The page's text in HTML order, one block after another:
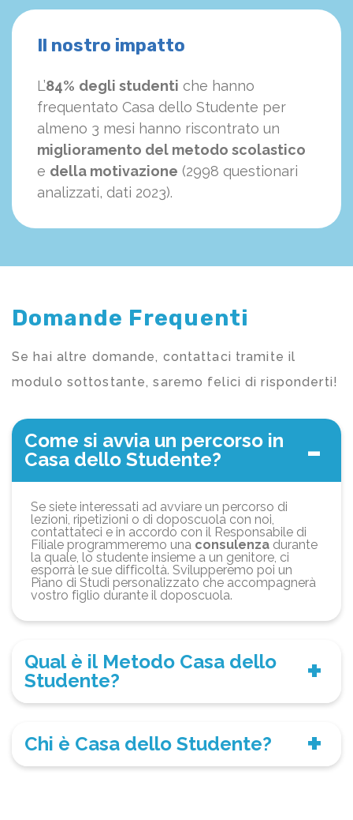
Il nostro impatto
L’84% degli studenti che hanno
frequentato Casa dello Studente per
almeno 3 mesi hanno riscontrato un
miglioramento del metodo scolastico
e della motivazione (2998 questionari
analizzati, dati 2023).
Domande Frequenti
Se hai altre domande, contattaci tramite il
modulo sottostante, saremo felici di risponderti!
Come si avvia un percorso in
Casa dello Studente?
Se siete interessati ad avviare un percorso di
lezioni, ripetizioni o di doposcuola con noi,
contattateci e in accordo con il Responsabile di
Filiale programmeremo una consulenza durante
la quale, lo studente insieme a un genitore, ci
esporrà le sue difficoltà. Svilupperemo poi un
Piano di Studi personalizzato che accompagnerà
vostro figlio durante il doposcuola.
Qual è il Metodo Casa dello
Studente?
Chi è Casa dello Studente?